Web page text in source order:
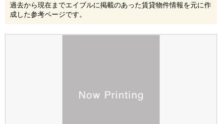
過去から現在までエイブルに掲載のあった賃貸物件情報を元に作
成した参考ページです。